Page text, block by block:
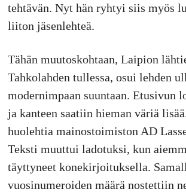
tehtävän. Nyt hän ryhtyi siis myös
liiton jäsenlehteä.
Tähän muutoskohtaan, Laipion
Tahkolahden tullessa, osui lehden
modernimpaan suuntaan. Etusivun
ja kanteen saatiin hieman väriä
huolehtia mainostoimiston AD
Teksti muuttui ladotuksi, kun
täyttyneet konekirjoituksella.
vuosinumeroiden määrä nostettiin